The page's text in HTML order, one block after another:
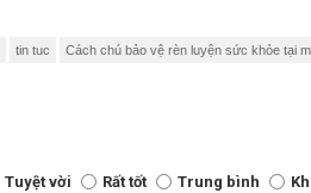
tin tuc Cách chú bảo vệ rèn luyện sức khỏe tại
Tuyệt vời Rất tốt Trung bình